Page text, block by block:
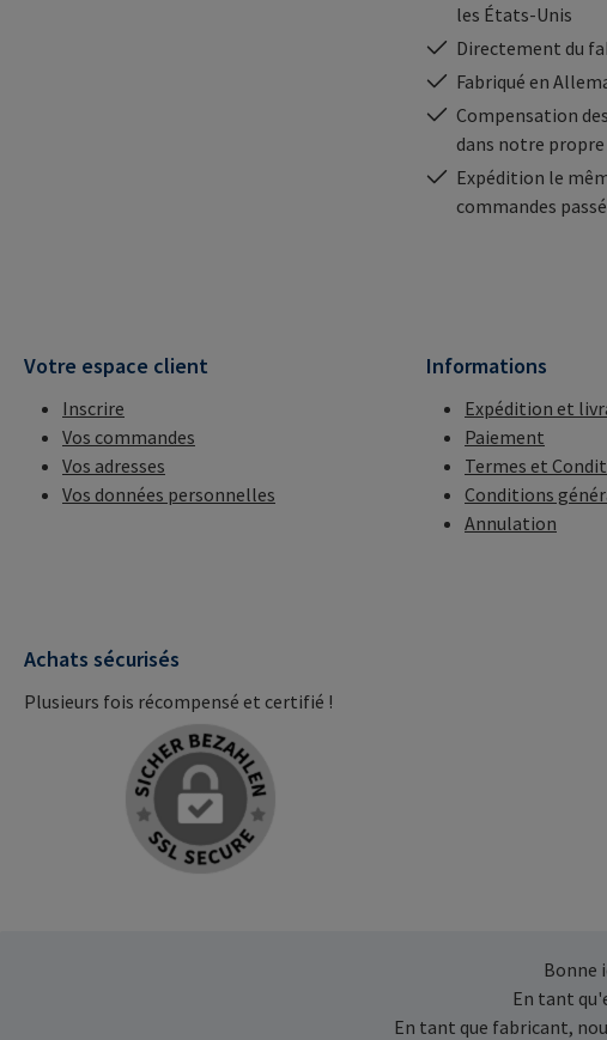
les États-Unis
Directement du
Fabriqué en
Compensation
dans notre
Expédition le
commandes
Votre espace client
Inscrire
Vos commandes
Vos adresses
Vos données personnelles
Informations
Expédition et
Paiement
Termes et
Conditions
Annulation
Achats sécurisés
Plusieurs fois récompensé et certifié !
Bonne
En tant
En tant que fabricant,